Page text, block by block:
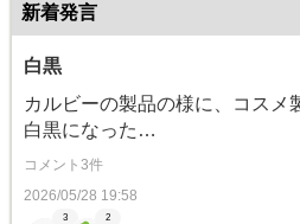
新着発言
白黒
カルビーの製品の様に、コスメ
白黒になった…
コメント3件
2026/05/28 19:58
3 2